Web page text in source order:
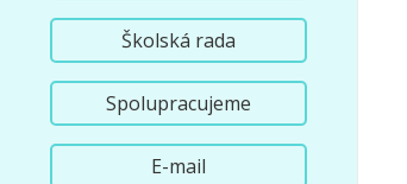
Školská rada
Spolupracujeme
E-mail